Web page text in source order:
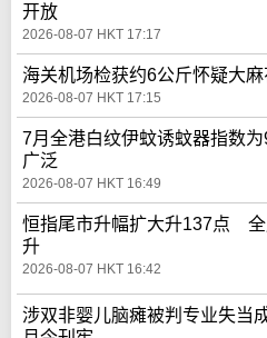
开放
2026-08-07 HKT 17:17
海关机场检获约6公斤怀疑大
2026-08-07 HKT 17:15
7月全港白纹伊蚊诱蚊器指数
广泛
2026-08-07 HKT 16:49
恒指尾市升幅扩大升137点
升
2026-08-07 HKT 16:42
涉双非婴儿脑瘫被判专业失